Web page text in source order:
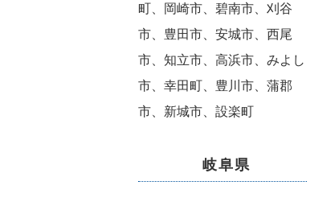
町、岡崎市、碧南市、刈谷
市、豊田市、安城市、西尾
市、知立市、高浜市、みよし
市、幸田町、豊川市、蒲郡
市、新城市、設楽町
岐阜県